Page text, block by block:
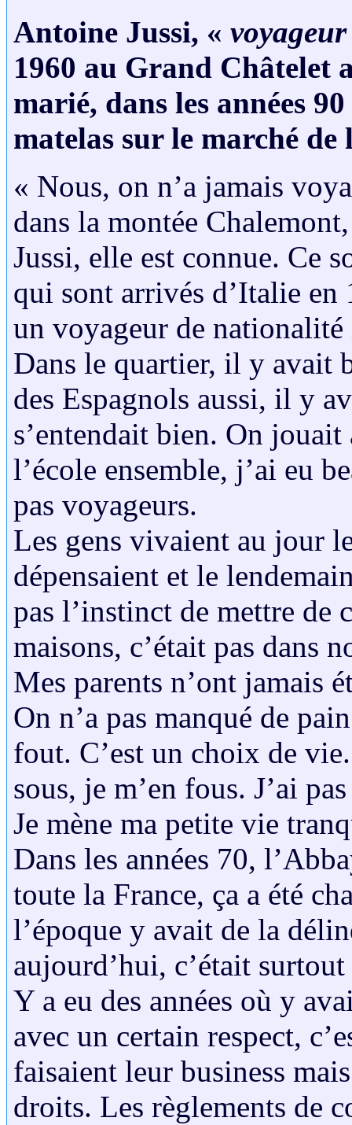
Antoine Jussi, « voyageur
1960 au Grand Châtelet
marié, dans les années
matelas sur le marché de
« Nous, on n’a jamais
dans la montée
Jussi, elle est connue. Ce
qui sont arrivés d’Italie
un voyageur de
Dans le quartier, il y avait
des Espagnols aussi, il y
s’entendait bien. On
l’école ensemble, j’ai eu
pas voyageurs.
Les gens vivaient au jour
dépensaient et le
pas l’instinct de mettre de
maisons, c’était pas dans
Mes parents n’ont jamais
On n’a pas manqué de
fout. C’est un choix de
sous, je m’en fous. J’ai
Je mène ma petite vie
Dans les années 70,
toute la France, ça a été
l’époque y avait de la
aujourd’hui, c’était
Y a eu des années où y
avec un certain respect,
faisaient leur business
droits. Les règlements de